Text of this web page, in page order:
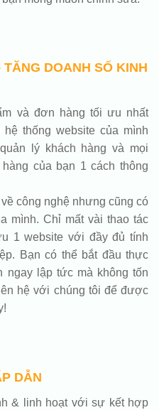
DOANH SỐ KINH
và đơn hàng tối ưu nhất
thống website của mình
lý khách hàng và mọi
của bạn 1 cách thông
công nghệ nhưng cũng có
mình. Chỉ mất vài thao tác
1 website với đầy đủ tính
Bạn có thể bắt đầu thực
ngay lập tức mà không tốn
hệ với chúng tôi để được
DẪN
& linh hoạt với sự kết hợp